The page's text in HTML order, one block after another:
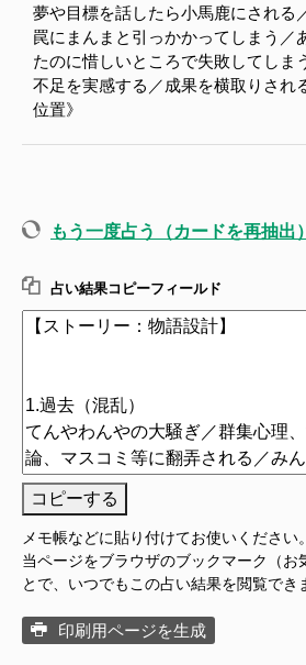
夢や目標を話したら小馬鹿にされる
罠にまんまと引っかかってしまう／
たのに惜しいところで失敗してしま
不足を実感する／成果を横取りされ
位置》
もう一度占う（カードを再抽出）
占い結果コピーフィールド
コピーする
メモ帳などに貼り付けてお使いください。
当ページをブラウザのブックマーク（お
とで、いつでもこの占い結果を閲覧でき
印刷用ページを生成